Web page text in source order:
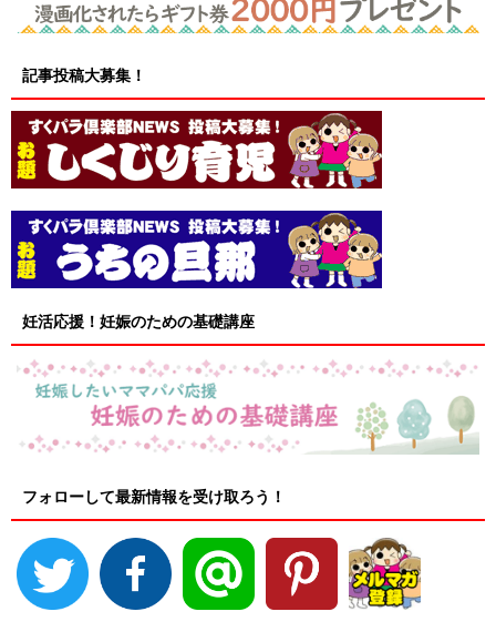
記事投稿大募集！
妊活応援！妊娠のための基礎講座
フォローして最新情報を受け取ろう！